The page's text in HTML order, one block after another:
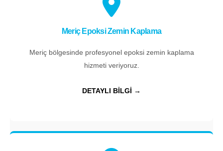
Meriç Epoksi Zemin Kaplama
Meriç bölgesinde profesyonel epoksi zemin kaplama
hizmeti veriyoruz.
DETAYLI BİLGİ →